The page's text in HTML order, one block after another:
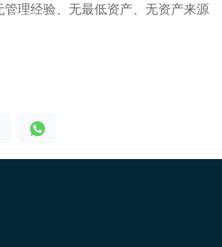
管理经验、无最低资产、无资产来源